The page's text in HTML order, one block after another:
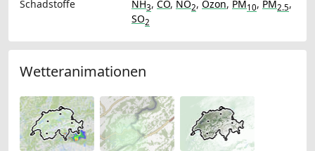
Schadstoffe
NH3, CO, NO2, Ozon, PM10, PM2.5,
SO2
Wetteranimationen